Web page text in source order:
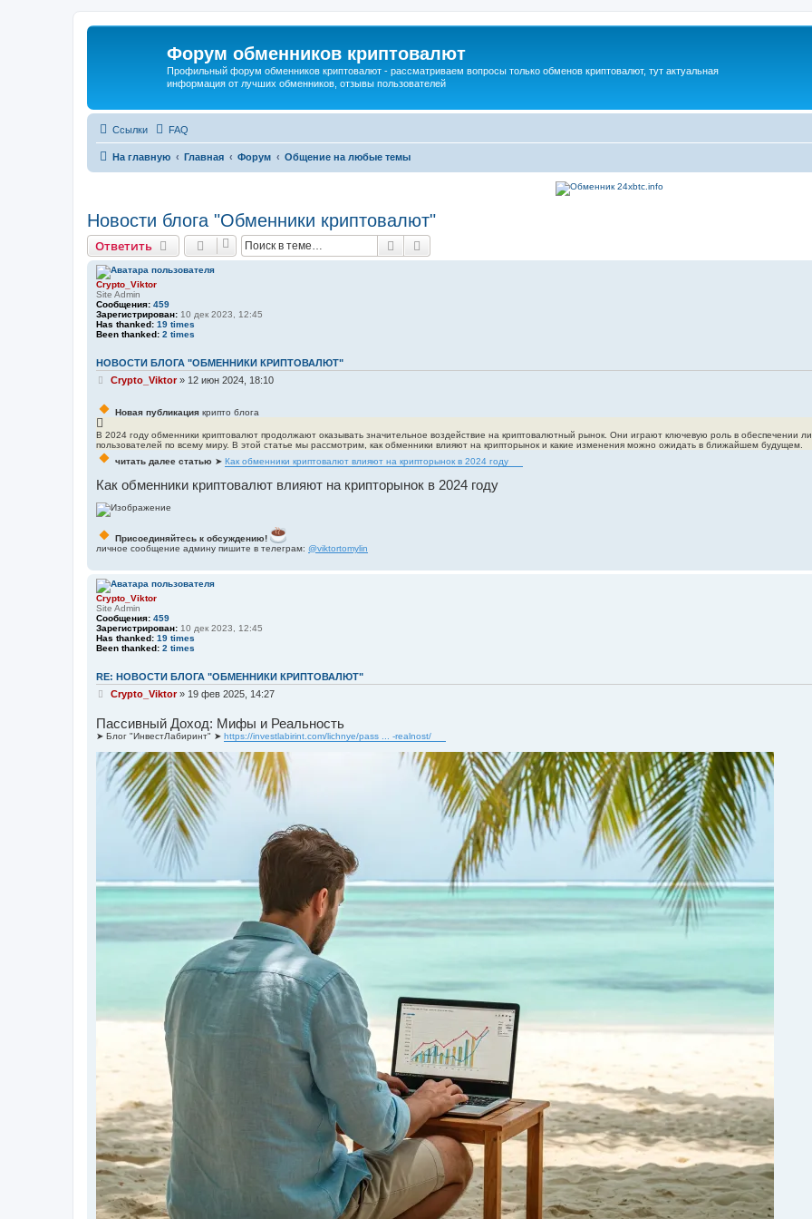
Форум обменников криптовалют
Профильный форум обменников криптовалют - рассматриваем вопросы только обменов криптовалют, тут актуальная
информация от лучших обменников, отзывы пользователей
Ссылки FAQ
На главную Главная Форум Общение на любые темы
Новости блога "Обменники криптовалют"
Ответить Поиск
Crypto_Viktor
Site Admin
Сообщения: 459
Зарегистрирован: 10 дек 2023, 12:45
Has thanked: 19 times
Been thanked: 2 times
НОВОСТИ БЛОГА "ОБМЕННИКИ КРИПТОВАЛЮТ"
С
о
щ
е
н
е
Crypto_Viktor» 12 июн 2024, 18:10
Новая публикация крипто блога
В 2024 году обменники криптовалют продолжают оказывать значительное воздействие на криптовалютный рынок. Они играют ключевую роль в обеспечении
пользователей по всему миру. В этой статье мы рассмотрим, как обменники влияют на крипторынок и какие изменения можно ожидать в ближайшем будущем.
читать далее статью ➤ Как обменники криптовалют влияют на крипторынок в 2024 году
Как обменники криптовалют влияют на крипторынок в 2024 году
Присоединяйтесь к обсуждению!
личное сообщение админу пишите в телеграм: @viktortomylin
Crypto_Viktor
Site Admin
Сообщения: 459
Зарегистрирован: 10 дек 2023, 12:45
Has thanked: 19 times
Been thanked: 2 times
RE: НОВОСТИ БЛОГА "ОБМЕННИКИ КРИПТОВАЛЮТ"
С
б
е
н
и
Crypto_Viktor» 19 фев 2025, 14:27
Пассивный Доход: Мифы и Реальность
➤ Блог "ИнвестЛабиринт" ➤ https://investlabirint.com/lichnye/pass ... -realnost/